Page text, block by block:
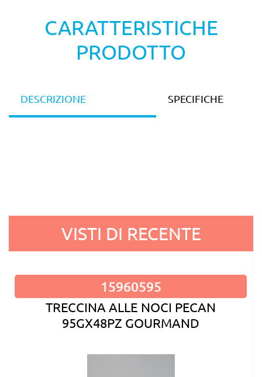
CARATTERISTICHE
PRODOTTO
DESCRIZIONE SPECIFICHE
VISTI DI RECENTE
15960595
TRECCINA ALLE NOCI PECAN
95GX48PZ GOURMAND